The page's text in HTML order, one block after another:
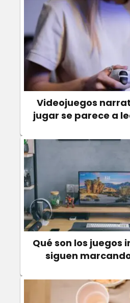
Videojuegos
jugar se parece a
Qué son los juegos
siguen